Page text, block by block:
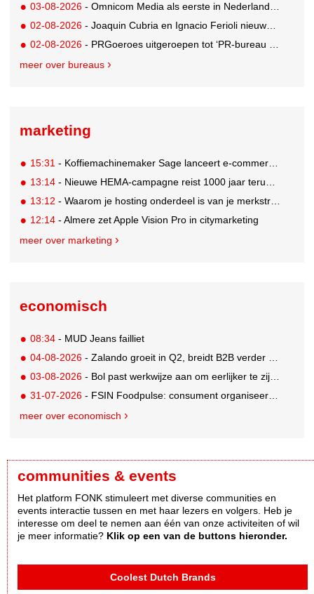
03-08-2026 - Omnicom Media als eerste in Nederland actief met advertenties in ChatGPT
02-08-2026 - Joaquin Cubria en Ignacio Ferioli nieuwe Global CCO’s GUT, Renata Neumann Global Head of Production
02-08-2026 - PRGoeroes uitgeroepen tot ‘PR-bureau van het jaar 2026’
meer over bureaus
marketing
15:31 - Koffiemachinemaker Sage lanceert e-commerceplatform voor koffieliefhebbers
13:14 - Nieuwe HEMA-campagne reist 1000 jaar terug in de tijd naar 'Hemastein'
13:12 - Waarom je hosting onderdeel is van je merkstrategie
12:14 - Almere zet Apple Vision Pro in citymarketing
meer over marketing
economisch
08:34 - MUD Jeans failliet
04-08-2026 - Zalando groeit in Q2, breidt B2B verder uit en innoveert met AI
03-08-2026 - Bol past werkwijze aan om eerlijker te zijn naar verkopers en consumenten
31-07-2026 - FSIN Foodpulse: consument organiseert eet- en koopgedrag bewuster
meer over economisch
communities & events
Het platform FONK stimuleert met diverse communities en
events interactie tussen en met haar lezers en volgers. Heb je
interesse om deel te nemen aan één van onze activiteiten of wil
je meer informatie? Klik op een van de buttons hieronder.
Coolest Dutch Brands